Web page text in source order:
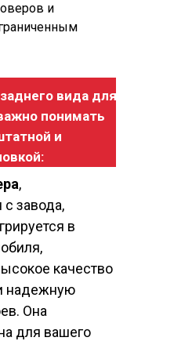
и
вида для
понимать
и
,
с завода,
в
качество
надежную
Она
для вашего